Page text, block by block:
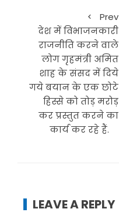
Prev
देश में विभाजनकारी
राजनीति करने वाले
लोग गृहमंत्री अमित
शाह के संसद में दिये
गये बयान के एक छोटे
हिस्से को तोड़ मरोड़
कर प्रस्तुत करने का
कार्य कर रहे हैं.
LEAVE A REPLY